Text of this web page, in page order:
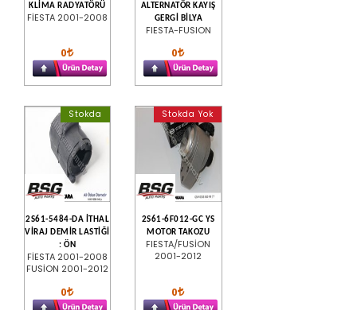
KLİMA RADYATÖRÜ
FİESTA 2001-2008
0
ALTERNATÖR KAYIŞ
GERGİ BİLYA
FIESTA-FUSION
0
Stokda
2S61-5484-DA İTHAL
VİRAJ DEMİR LASTİĞİ
: ÖN
FİESTA 2001-2008
FUSİON 2001-2012
0
Stokda Yok
2S61-6F012-GC YS
MOTOR TAKOZU
FIESTA/FUSİON
2001-2012
0